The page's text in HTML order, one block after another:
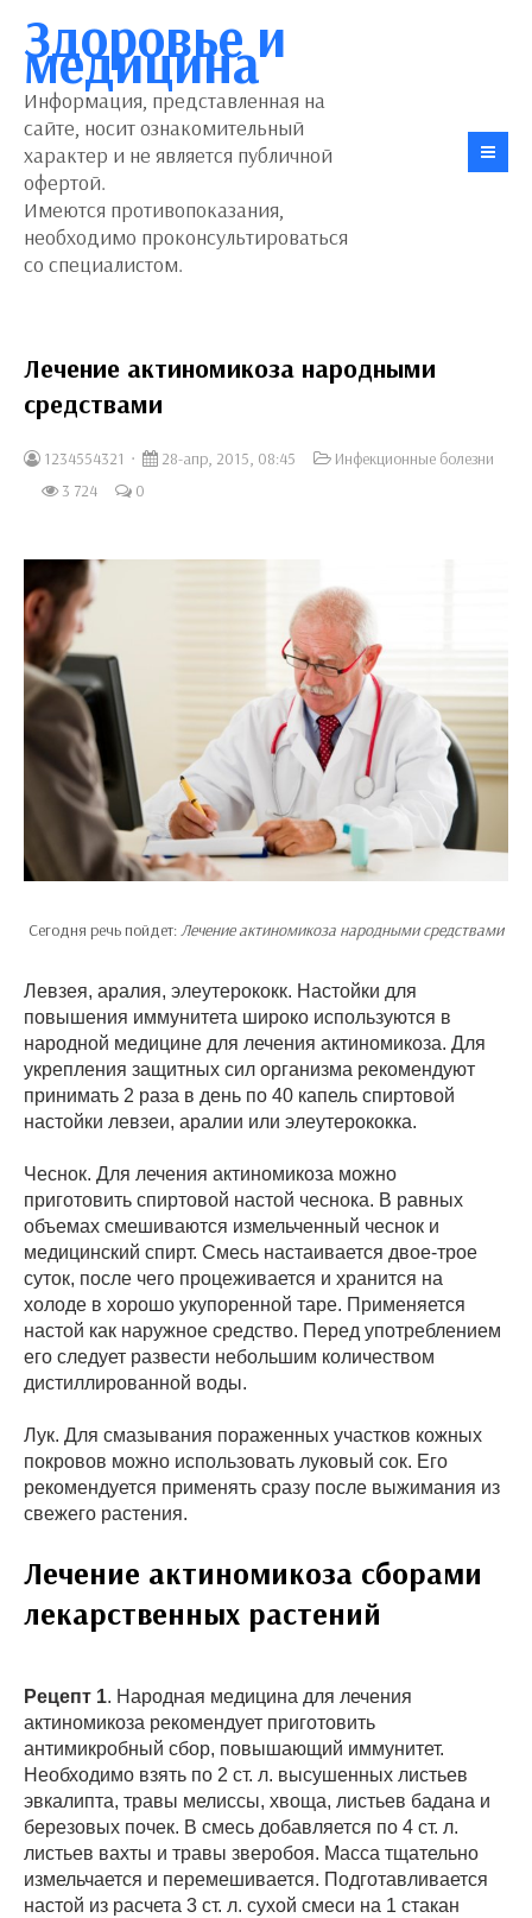
Здоровье и
медицина
Информация, представленная на
сайте, носит ознакомительный
характер и не является публичной
офертой.
Имеются противопоказания,
необходимо проконсультироваться
со специалистом.
Лечение актиномикоза народными
средствами
1234554321 28-апр, 2015, 08:45
Инфекционные болезни
3 724
0
Сегодня речь пойдет:Лечение актиномикоза народными средствами
Левзея, аралия, элеутерококк. Настойки для
повышения иммунитета широко используются в
народной медицине для лечения актиномикоза. Для
укрепления защитных сил организма рекомендуют
принимать 2 раза в день по 40 капель спиртовой
настойки левзеи, аралии или элеутерококка.
Чеснок. Для лечения актиномикоза можно
приготовить спиртовой настой чеснока. В равных
объемах смешиваются измельченный чеснок и
медицинский спирт. Смесь настаивается двое-трое
суток, после чего процеживается и хранится на
холоде в хорошо укупоренной таре. Применяется
настой как наружное средство. Перед употреблением
его следует развести небольшим количеством
дистиллированной воды.
Лук. Для смазывания пораженных участков кожных
покровов можно использовать луковый сок. Его
рекомендуется применять сразу после выжимания из
свежего растения.
Лечение актиномикоза сборами
лекарственных растений
Рецепт 1. Народная медицина для лечения
актиномикоза рекомендует приготовить
антимикробный сбор, повышающий иммунитет.
Необходимо взять по 2 ст. л. высушенных листьев
эвкалипта, травы мелиссы, хвоща, листьев бадана и
березовых почек. В смесь добавляется по 4 ст. л.
листьев вахты и травы зверобоя. Масса тщательно
измельчается и перемешивается. Подготавливается
настой из расчета 3 ст. л. сухой смеси на 1 стакан